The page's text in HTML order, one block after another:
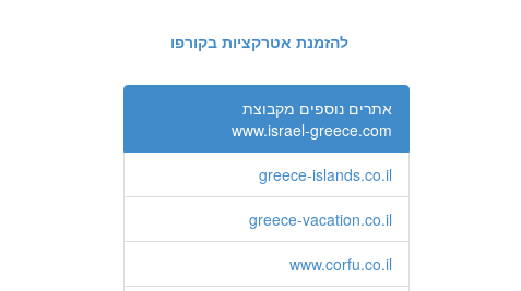
להזמנת אטרקציות בקורפו
אתרים נוספים מקבוצת
www.israel-greece.com
greece-islands.co.il
greece-vacation.co.il
www.corfu.co.il